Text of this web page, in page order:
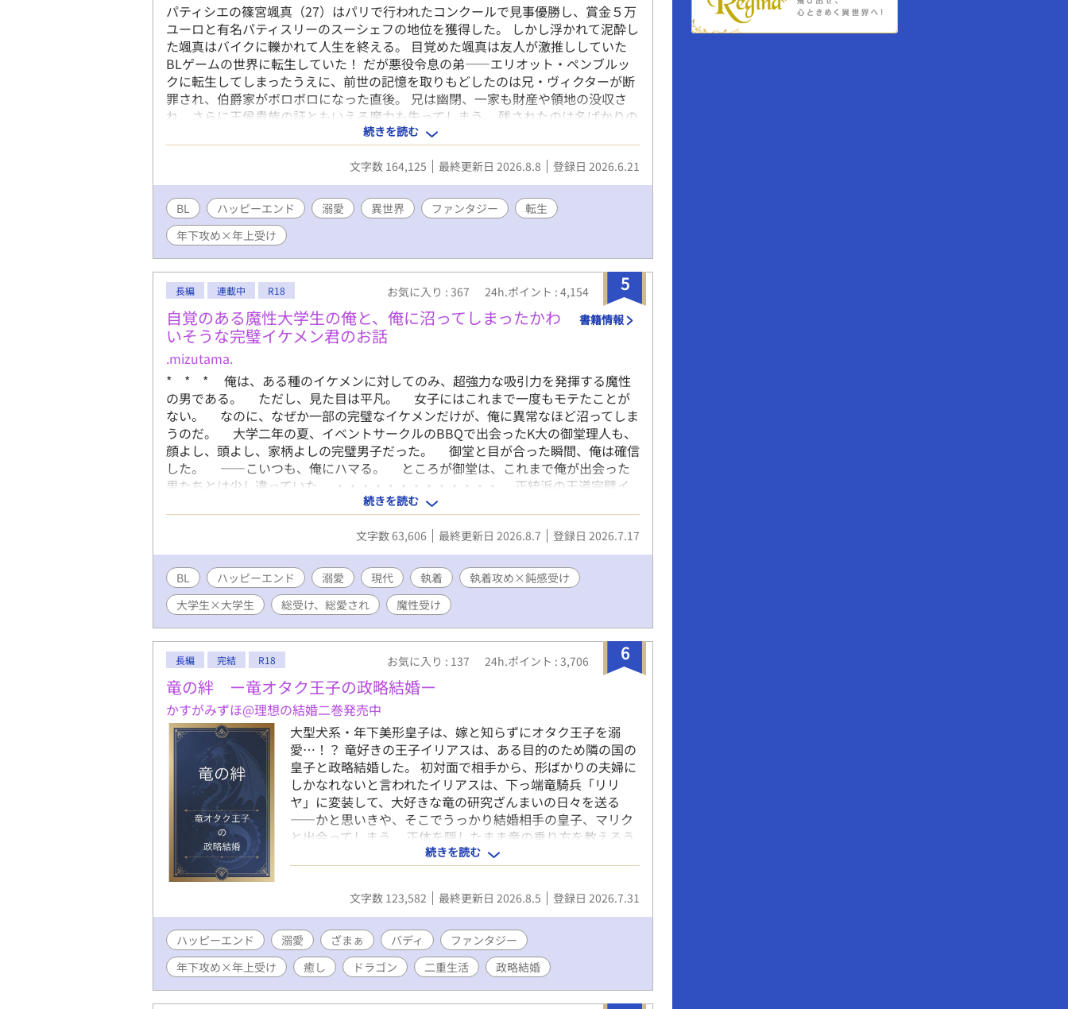
パティシエの篠宮颯真（27）はパリで行われたコンクールで見事優勝し、賞金５万
ユーロと有名パティスリーのスーシェフの地位を獲得した。 しかし浮かれて泥酔し
た颯真はバイクに轢かれて人生を終える。 目覚めた颯真は友人が激推ししていた
BLゲームの世界に転生していた！ だが悪役令息の弟――エリオット・ペンブルッ
クに転生してしまったうえに、前世の記憶を取りもどしたのは兄・ヴィクターが断
罪され、伯爵家がボロボロになった直後。 兄は幽閉、一家も財産や領地の没収さ
れ、さらに王侯貴族の証ともいえる魔力も失ってしまう。 残されたのは名ばかりの
家名と王都の屋敷だけ。 前世の記憶が戻ったエリオットは、家族を支えるために身
分を隠して王都のティーハウスでパティシエとして働き始めた。 ある日、エリオッ
トは店の前で倒れそうになっていたルークという少年を助ける。 11年後。エリオ
ットはティーハウスのオーナーに、王都で開催されるコンクールへの出場を勧めら
れる。 優勝賞金は10万ベル。これだけあればしばらくは家族に楽をさせることが
できると考えたエリオットは、賞金欲しさに出場を決意する。 結果は見事優勝。
しかし翌日、王宮より使者がやってくる。 呼び出し主は会ったこともないはずの第
三王子で…！？ 最強だけど執着溺愛が止まらない年下大型犬王子×恋愛に疎い天才
パティシエの王宮を舞台にしたサスペンス要素ありのラブコメです。
続きを読む
文字数 164,125 最終更新日 2026.8.8 登録日 2026.6.21
BL ハッピーエンド 溺愛 異世界 ファンタジー
転生
年下攻め×年上受け
5
長編 連載中 R18 お気に入り : 367 24h.ポイント : 4,154
自覚のある魔性大学生の俺と、俺に沼ってしまったかわ
いそうな完璧イケメン君のお話
.mizutama.
書籍情報
* * * 俺は、ある種のイケメンに対してのみ、超強力な吸引力を発揮する魔性
の男である。 ただし、見た目は平凡。 女子にはこれまで一度もモテたことが
ない。 なのに、なぜか一部の完璧なイケメンだけが、俺に異常なほど沼ってしま
うのだ。 大学二年の夏、イベントサークルのBBQで出会ったK大の御堂理人も、
顔よし、頭よし、家柄よしの完璧男子だった。 御堂と目が合った瞬間、俺は確信
した。 ――こいつも、俺にハマる。 ところが御堂は、これまで俺が出会った
男たちとは少し違っていた。 ・・・・・・・・・・・・・ 正統派の王道完璧イ
ケメン大学生 × 自覚アリの魔性の大学生（平凡） ☆気の向くままに書いてい
ます。 更新頻度は気力と体力次第。応援よろしくおねがいします！
続きを読む
文字数 63,606 最終更新日 2026.8.7 登録日 2026.7.17
BL ハッピーエンド 溺愛 現代 執着
執着攻め×鈍感受け
大学生×大学生
総受け、総愛され 魔性受け
6
長編 完結 R18 お気に入り : 137 24h.ポイント : 3,706
竜の絆 ー竜オタク王子の政略結婚ー
かすがみずほ@理想の結婚二巻発売中
大型犬系・年下美形皇子は、嫁と知らずにオタク王子を溺
愛…！？ 竜好きの王子イリアスは、ある目的のため隣の国の
皇子と政略結婚した。 初対面で相手から、形ばかりの夫婦に
しかなれないと言われたイリアスは、下っ端竜騎兵「リリ
ヤ」に変装して、大好きな竜の研究ざんまいの日々を送る
――かと思いきや、そこでうっかり結婚相手の皇子、マリク
と出会ってしまう。 正体を隠したまま竜の乗り方を教えるう
ちに、皇子は自分の嫁とも知らず、「リリヤ」に執着しはじ
めて…。 すれ違いながらも夫婦になっていく二人のコメディ
寄りドラゴンファンタジー。 ハッピーエンド&完結保証で
す！ ストーリー上、男性妊娠可能表現（オメガバース ではな
め 執着攻め 年下攻め 大型犬攻め 受 頭脳派 年上受
け 童貞受け 地味受け↔︎美人受け（スイッチ） ストーリ
ー 異世界ファンタジー 癒し すれ違い じれじれ
続きを読む
文字数 123,582 最終更新日 2026.8.5 登録日 2026.7.31
ハッピーエンド 溺愛 ざまぁ バディ
ファンタジー
年下攻め×年上受け
癒し ドラゴン 二重生活 政略結婚